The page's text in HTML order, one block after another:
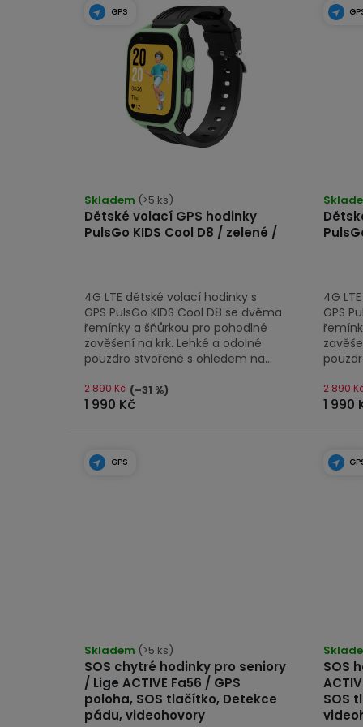
GPS
Dětské volací GPS hodinky
PulsGo KIDS Cool D8 / zelené /
Skladem (>5 ks)
1 990 Kč
2 890 Kč (–31 %)
4G LTE dětské volací hodinky s
GPS PulsGo KIDS Cool D8 se dvěma
řemínky a šňůrkou pro pohodlné
zavěšení na krk. Lehké a odolné
pouzdro stvořené s ohledem na...
1 990
2 890
4G
GPS
GPS
SOS chytré hodinky pro seniory
/ Lige ACTIVE Fa56 / GPS
poloha, SOS tlačítko, Detekce
pádu, videohovory
hodnocení
produktu
je
4,7
Skladem (>5 ks)
SOS
SOS
je
5,0